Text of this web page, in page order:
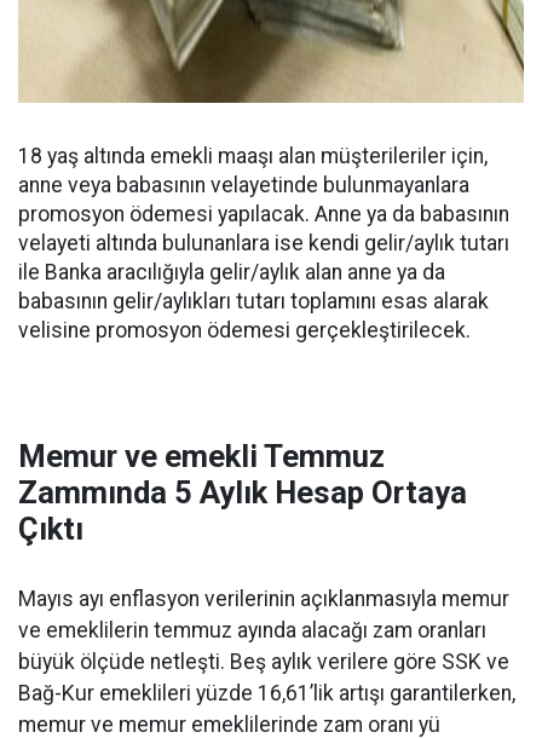
18 yaş altında emekli maaşı alan müşterileriler için,
anne veya babasının velayetinde bulunmayanlara
promosyon ödemesi yapılacak. Anne ya da babasının
velayeti altında bulunanlara ise kendi gelir/aylık tutarı
ile Banka aracılığıyla gelir/aylık alan anne ya da
babasının gelir/aylıkları tutarı toplamını esas alarak
velisine promosyon ödemesi gerçekleştirilecek.
Memur ve emekli Temmuz
Zammında 5 Aylık Hesap Ortaya
Çıktı
Mayıs ayı enflasyon verilerinin açıklanmasıyla memur
ve emeklilerin temmuz ayında alacağı zam oranları
büyük ölçüde netleşti. Beş aylık verilere göre SSK ve
Bağ-Kur emeklileri yüzde 16,61’lik artışı garantilerken,
memur ve memur emeklilerinde zam oranı yü